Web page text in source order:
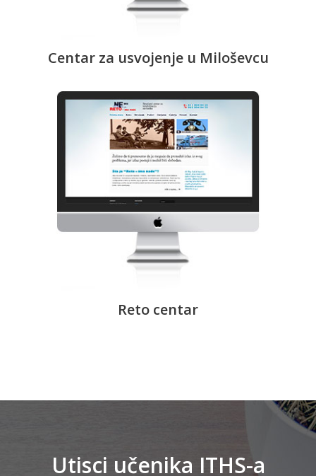
Centar za usvojenje u Miloševcu
Reto centar
Utisci učenika ITHS-a